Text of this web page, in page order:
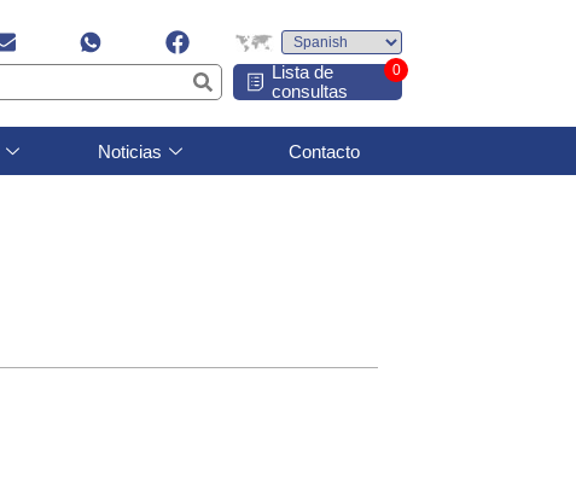
Lista de
consultas
0
Noticias Contacto